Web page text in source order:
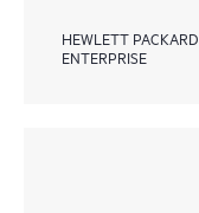
HEWLETT PACKARD
ENTERPRISE